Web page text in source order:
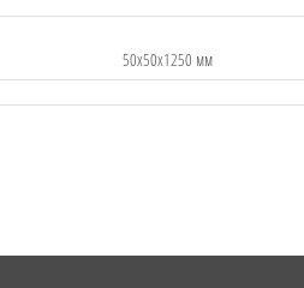
50х50х1250 мм